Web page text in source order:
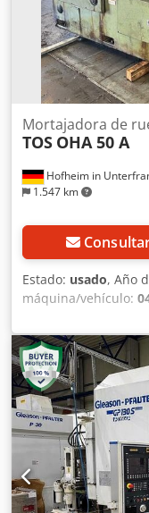
Hofheim in
1.547 km
Mortajadora de
TOS OHA 50 A
Estado: usado, Año
máquina/vehículo:
Diámetro mínimo
corona exterior de
interior: 800
eje de la mesa: 355
pistón y el eje de la
la rueda
la rueda
mínimo: 1,5 Módulo
Taladro de la mesa:
de fabricación: 1985